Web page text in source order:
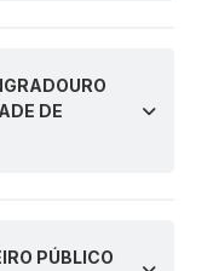
DE
PÚBLICO